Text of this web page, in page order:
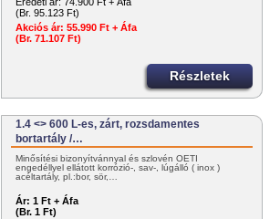
(Br. 95.123 Ft)
Akciós ár: 55.990 Ft + Áfa
(Br. 71.107 Ft)
Részletek
1.4 <> 600 L-es, zárt, rozsdamentes
bortartály /…
Minősítési bizonyítvánnyal és szlovén OÉTI
engedéllyel ellátott korrózió-, sav-, lúgálló ( inox )
acéltartály, pl.:bor, sör,…
Ár: 1 Ft + Áfa
(Br. 1 Ft)